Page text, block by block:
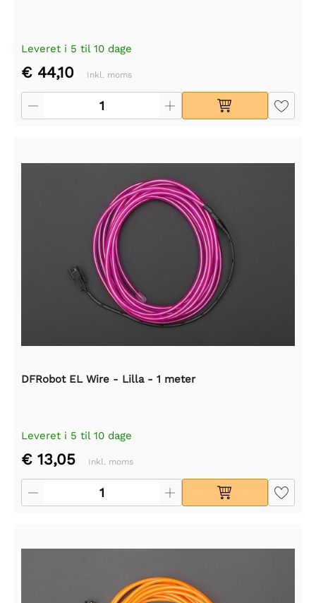
Leveret i 5 til 10 dage
€ 44,10 Inkl. moms
DFRobot EL Wire - Lilla - 1 meter
Leveret i 5 til 10 dage
€ 13,05 Inkl. moms